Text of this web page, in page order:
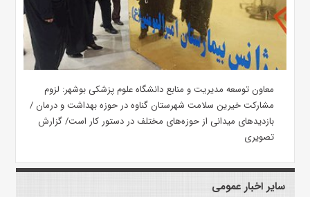
معاون توسعه مدیریت و منابع دانشگاه علوم پزشکی بوشهر: لزوم
مشارکت خیرین سلامت شهرستان گناوه در حوزه بهداشت و درمان /
بازدیدهای میدانی از حوزه‌های مختلف در دستور کار است/ گزارش
تصویری
سایر اخبار عمومی